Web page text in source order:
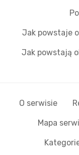
Jak powstaje
Jak powstają
O serwisie
Mapa